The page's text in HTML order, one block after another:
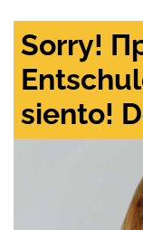
Sorry!
siento!